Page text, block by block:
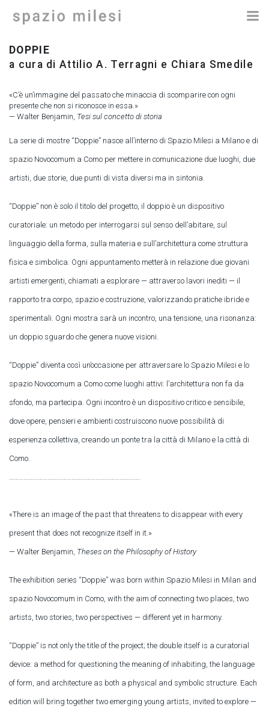
DOPPIE
a cura di Attilio A. Terragni e Chiara Smedile
«C’è un’immagine del passato che minaccia di scomparire con ogni
presente che non si riconosce in essa.»
— Walter Benjamin, Tesi sul concetto di storia
La serie di mostre “Doppie” nasce all’interno di Spazio Milesi a Milano e di
spazio Novocomum a Como per mettere in comunicazione due luoghi, due
artisti, due storie, due punti di vista diversi ma in sintonia.
“Doppie” non è solo il titolo del progetto, il doppio è un dispositivo
curatoriale: un metodo per interrogarsi sul senso dell’abitare, sul
linguaggio della forma, sulla materia e sull’architettura come struttura
fisica e simbolica. Ogni appuntamento metterà in relazione due giovani
artisti emergenti, chiamati a esplorare — attraverso lavori inediti — il
rapporto tra corpo, spazio e costruzione, valorizzando pratiche ibride e
sperimentali. Ogni mostra sarà un incontro, una tensione, una risonanza:
un doppio sguardo che genera nuove visioni.
“Doppie” diventa così un’occasione per attraversare lo Spazio Milesi e lo
spazio Novocomum a Como come luoghi attivi: l’architettura non fa da
sfondo, ma partecipa. Ogni incontro è un dispositivo critico e sensibile,
dove opere, pensieri e ambienti costruiscono nuove possibilità di
esperienza collettiva, creando un ponte tra la città di Milano e la città di
Como.
……………………………………………………………………….
«There is an image of the past that threatens to disappear with every
present that does not recognize itself in it.»
— Walter Benjamin, Theses on the Philosophy of History
The exhibition series “Doppie” was born within Spazio Milesi in Milan and
spazio Novocomum in Como, with the aim of connecting two places, two
artists, two stories, two perspectives — different yet in harmony.
“Doppie” is not only the title of the project; the double itself is a curatorial
device: a method for questioning the meaning of inhabiting, the language
of form, and architecture as both a physical and symbolic structure. Each
edition will bring together two emerging young artists, invited to explore —